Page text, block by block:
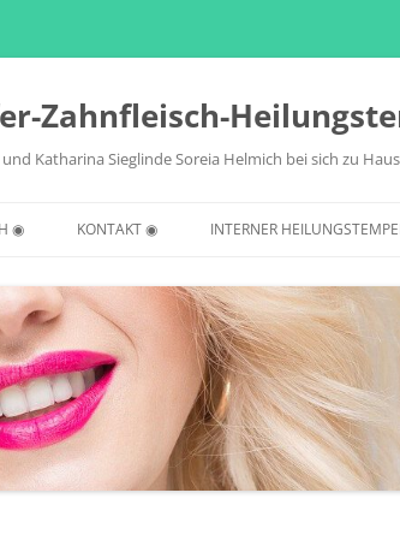
Zahnfleisch-
Katharina Sieglinde Soreia Helmich bei sich zu
◉ KONTAKT ◉ INTERNER
SEELENTHEMA-DAHINTER-
ERKENNUNGS-
SKRIPT
AUDIO – AFFIRMATIONS /
SUGGESTIONS – VIDEOS FÜR
POSITIVE